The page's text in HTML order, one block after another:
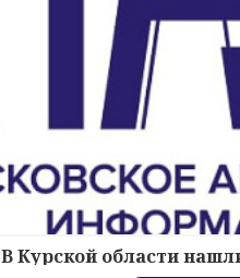
В Курской области